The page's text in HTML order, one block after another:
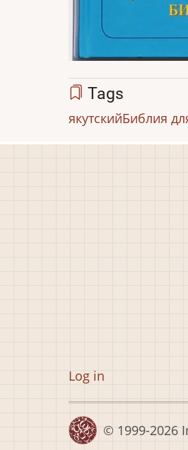
Tags
якутскийБиблия
User
menu
Log in
© 1999-2026